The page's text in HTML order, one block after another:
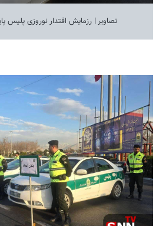
تصاویر | رزمایش اقتدار نوروزی پلیس